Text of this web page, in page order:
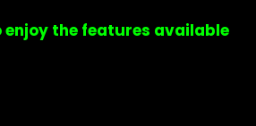
enjoy the features available